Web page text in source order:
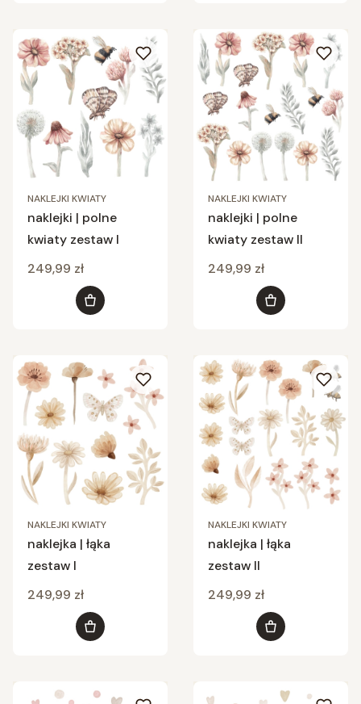
NAKLEJKI KWIATY
naklejki | polne
kwiaty zestaw I
Cena
249,99 zł
Do koszyka
NAKLEJKI KWIATY
naklejki | polne
kwiaty zestaw II
Cena
249,99 zł
Do koszyka
NAKLEJKI KWIATY
naklejka | łąka
zestaw I
Cena
249,99 zł
Do koszyka
NAKLEJKI KWIATY
naklejka | łąka
zestaw II
Cena
249,99 zł
Do koszyka